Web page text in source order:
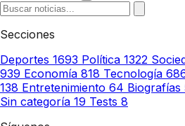
Secciones
Deportes 1693 Política 1322
939 Economía 818 Tecnología
138 Entretenimiento 64 Biografías
Sin categoría 19 Tests 8